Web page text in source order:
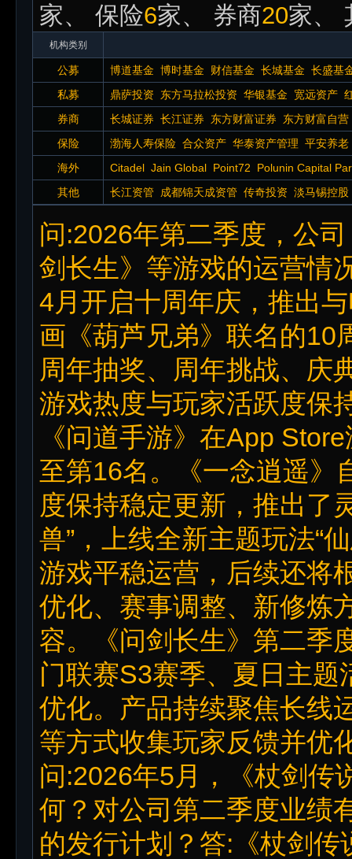
家、 保险6家、 券商20家、
机构类别
公募 博道基金 博时基金 财信基金 长城基金 长盛基
金
国联安基金 国联安基金 国泰基金 宏利基金
基金 嘉实基金 金信基金 景顺长城基金 南方基
金 永赢基金 中信保诚基金 中银基金 中邮基金
私募 鼎萨投资 东方马拉松投资 华银基金 宽远资产
券商
长城证券 长江证券 东方财富证券
东方财富自营
华创证券 华金证券 华泰证券 金融街证券 申万
保险 渤海人寿保险 合众资产 华泰资产管理 平安养老
海外
Citadel Jain Global Point72
Polunin Capital
其他
长江资管 成都锦天成资管 传奇投资 淡马锡控股
团 慎知资产 西藏合众易晟投资 西藏隆源投资
问:2026年第二季度，公
剑长生》等游戏的运营情
4月开启十周年庆，推出
画《葫芦兄弟》联名的10
周年抽奖、周年挑战、庆
游戏热度与玩家活跃度保
《问道手游》在App
至第16名。《一念逍遥》
度保持稳定更新，推出了
兽”，上线全新主题玩法“
游戏平稳运营，后续还将
优化、赛事调整、新修炼
容。《问剑长生》第二季
门联赛S3赛季、夏日主
优化。产品持续聚焦长线
等方式收集玩家反馈并优
问:2026年5月，《杖剑传
何？对公司第二季度业绩
的发行计划？答:《杖剑